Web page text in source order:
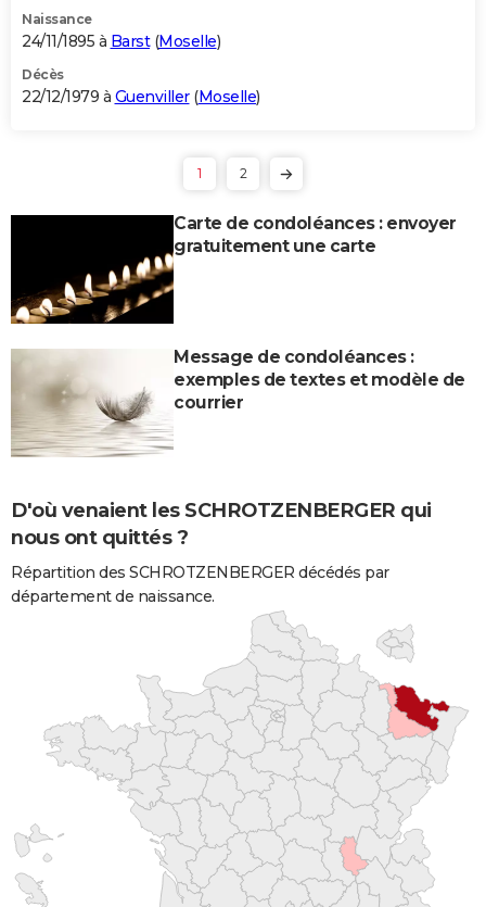
Naissance
24/11/1895 à Barst(Moselle)
Décès
22/12/1979 à Guenviller(Moselle)
1 2
Carte de condoléances : envoyer
gratuitement une carte
Message de condoléances :
exemples de textes et modèle de
courrier
D'où venaient les SCHROTZENBERGER qui
nous ont quittés ?
Répartition des SCHROTZENBERGER décédés par
département de naissance.